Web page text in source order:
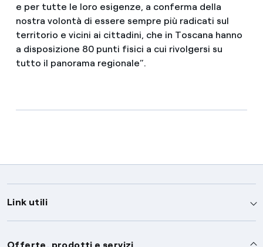
e per tutte le loro esigenze, a conferma della
nostra volontà di essere sempre più radicati sul
territorio e vicini ai cittadini, che in Toscana hanno
a disposizione 80 punti fisici a cui rivolgersi su
tutto il panorama regionale”.
Link utili
Assistenza
Offerte, prodotti e servizi